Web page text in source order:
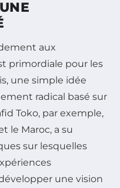
aux
primordiale pour les
une simple idée
radical basé sur
Toko, par exemple,
le Maroc, a su
sur lesquelles
une vision